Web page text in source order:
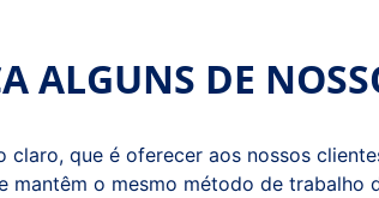
ALGUNS DE
que é oferecer aos nossos
o mesmo método de trabalho